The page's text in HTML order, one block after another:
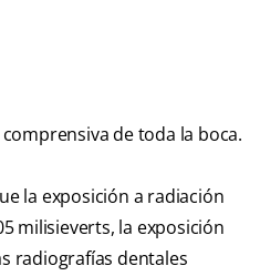
de toda la boca.
la exposición a radiación
milisieverts, la exposición
radiografías dentales